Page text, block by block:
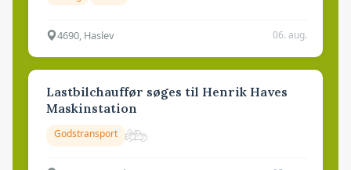
4690, Haslev 06. aug.
Lastbilchauffør søges til Henrik Haves
Maskinstation
Godstransport